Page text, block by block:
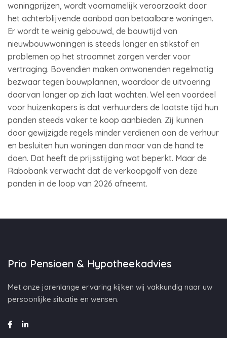
woningprijzen, wordt voornamelijk veroorzaakt door
het achterblijvende aanbod aan betaalbare woningen.
Er wordt te weinig gebouwd, de bouwtijd van
nieuwbouwwoningen is steeds langer en stikstof en
problemen op het stroomnet zorgen verder voor
vertraging. Bovendien maken omwonenden regelmatig
bezwaar tegen bouwplannen, waardoor de uitvoering
daarvan langer op zich laat wachten. Wel een voordeel
voor huizenkopers is dat verhuurders de laatste tijd hun
panden steeds vaker te koop aanbieden. Zij kunnen
door gewijzigde regels minder verdienen aan de verhuur
en besluiten hun woningen dan maar van de hand te
doen. Dat heeft de prijsstijging wat beperkt. Maar de
Rabobank verwacht dat de verkoopgolf van deze
panden in de loop van 2026 afneemt.
Prio Pensioen & Hypotheekadvies
Met onze jarenlange ervaring kijken wij vakkundig naar uw
persoonlijke situatie en wensen.